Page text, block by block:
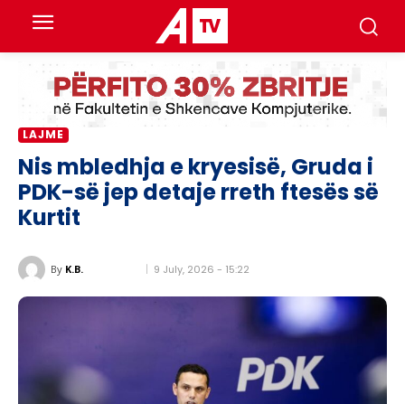
LAJME
Nis mbledhja e kryesisë, Gruda i
PDK-së jep detaje rreth ftesës së
Kurtit
By K.B. 9 July, 2026 - 15:22